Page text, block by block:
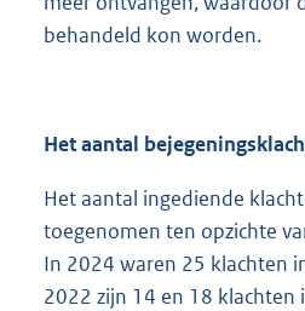
behandeld kon worden.
Het aantal
Het aantal ingediende
toegenomen ten opzichte
In 2024 waren 25 klachten
2022 zijn 14 en 18 klachten